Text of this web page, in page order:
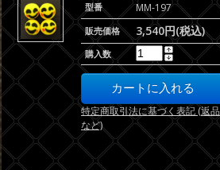
型番 MM-197
販売価格 3,540円(税込)
購入数
特定商取引法に基づく表記 (返品
など)